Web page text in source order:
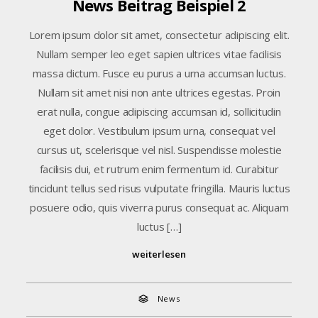
News Beitrag Beispiel 2
Lorem ipsum dolor sit amet, consectetur adipiscing elit.
Nullam semper leo eget sapien ultrices vitae facilisis
massa dictum. Fusce eu purus a urna accumsan luctus.
Nullam sit amet nisi non ante ultrices egestas. Proin
erat nulla, congue adipiscing accumsan id, sollicitudin
eget dolor. Vestibulum ipsum urna, consequat vel
cursus ut, scelerisque vel nisl. Suspendisse molestie
facilisis dui, et rutrum enim fermentum id. Curabitur
tincidunt tellus sed risus vulputate fringilla. Mauris luctus
posuere odio, quis viverra purus consequat ac. Aliquam
luctus […]
weiterlesen
News